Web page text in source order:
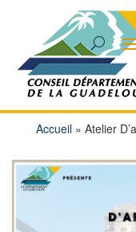
Accueil» Atelier